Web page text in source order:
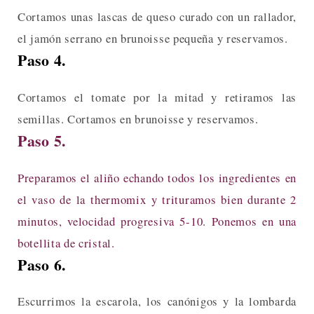
Cortamos unas lascas de queso curado con un rallador,
el jamón serrano en brunoisse pequeña y reservamos.
Paso 4.
Cortamos el tomate por la mitad y retiramos las
semillas. Cortamos en brunoisse y reservamos.
Paso 5.
Preparamos el aliño echando todos los ingredientes en
el vaso de la thermomix y trituramos bien durante 2
minutos, velocidad progresiva 5-10. Ponemos en una
botellita de cristal.
Paso 6.
Escurrimos la escarola, los canónigos y la lombarda